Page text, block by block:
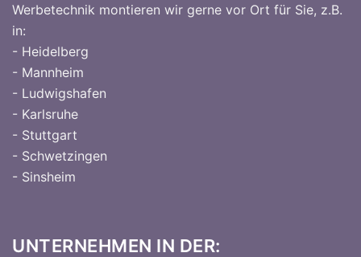
Werbetechnik montieren wir gerne vor Ort für Sie, z.B.
in:
- Heidelberg
- Mannheim
- Ludwigshafen
- Karlsruhe
- Stuttgart
- Schwetzingen
- Sinsheim
UNTERNEHMEN IN DER: